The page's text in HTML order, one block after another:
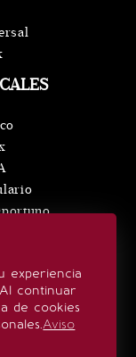
experiencia
continuar
de cookies
Aviso